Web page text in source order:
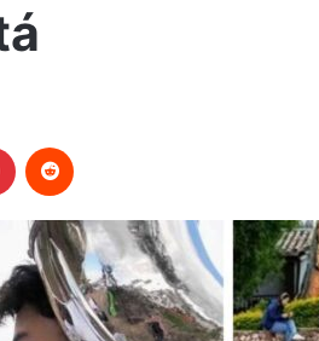
Pinterest